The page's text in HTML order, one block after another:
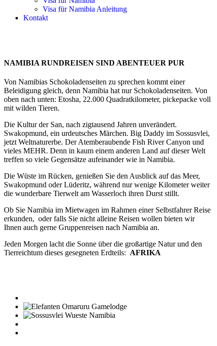
Visa für Namibia Anleitung
Kontakt
NAMIBIA RUNDREISEN SIND ABENTEUER PUR
Von Namibias Schokoladenseiten zu sprechen kommt einer
Beleidigung gleich, denn Namibia hat nur Schokoladenseiten. Von
oben nach unten: Etosha, 22.000 Quadratkilometer, pickepacke voll
mit wilden Tieren.
Die Kultur der San, nach zigtausend Jahren unverändert.
Swakopmund, ein urdeutsches Märchen. Big Daddy im Sossusvlei,
jetzt Weltnaturerbe. Der Atemberaubende Fish River Canyon und
vieles MEHR. Denn in kaum einem anderen Land auf dieser Welt
treffen so viele Gegensätze aufeinander wie in Namibia.
Die Wüste im Rücken, genießen Sie den Ausblick auf das Meer,
Swakopmund oder Lüderitz, während nur wenige Kilometer weiter
die wunderbare Tierwelt am Wasserloch ihren Durst stillt.
Ob Sie Namibia im Mietwagen im Rahmen einer Selbstfahrer Reise
erkunden, oder falls Sie nicht alleine Reisen wollen bieten wir
Ihnen auch gerne Gruppenreisen nach Namibia an.
Jeden Morgen lacht die Sonne über die großartige Natur und den
Tierreichtum dieses gesegneten Erdteils: AFRIKA